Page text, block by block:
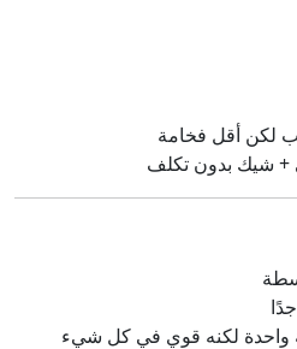
لكن أقل فخامة
+ شيك بدون تكلف
واحدة لكنه قوي في كل شيء